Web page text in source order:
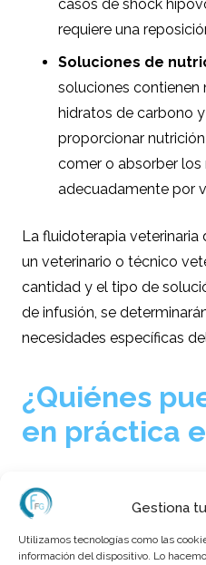
Gestiona
Utilizamos tecnologías como las
información del dispositivo. Lo
casos de shock
requiere una
Soluciones de
soluciones contienen
hidratos de carbono
proporcionar
comer o absorber los
adecuadamente por
La fluidoterapia
un veterinario o técnico
cantidad y el tipo de
de infusión, se
necesidades específicas
¿Quiénes
en práctica
tratamiento a tu mascota
electrolitos para detectar y